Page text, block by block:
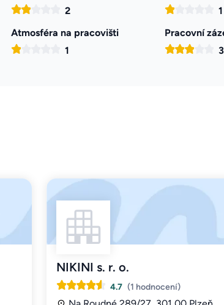
2
1
Atmosféra na pracovišti
1
Pracovní
3
NIKINI s. r. o.
4.7 (1 hodnocení)